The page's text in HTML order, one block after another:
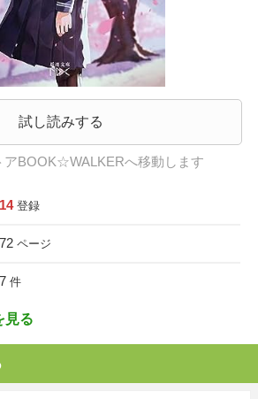
試し読みする
アBOOK☆WALKERへ移動します
登録
ページ
件
見る